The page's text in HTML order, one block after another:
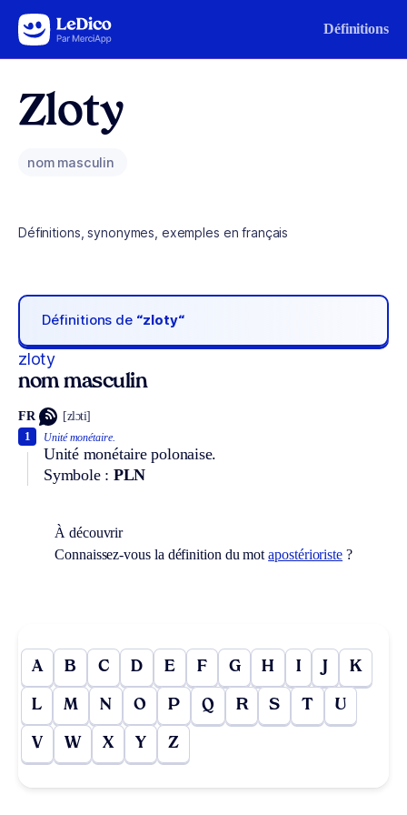
Aller au contenu Définitions
Zloty
nom masculin
Définitions, synonymes, exemples en français
Définitions de “zloty“
zloty
nom masculin
FR [zlɔti]
Unité monétaire.
Unité monétaire polonaise.
Symbole : PLN
1
À découvrir
Connaissez-vous la définition du motapostérioriste ?
A B C D E F G H I J K
L M N O P Q R S T U
V W X Y Z